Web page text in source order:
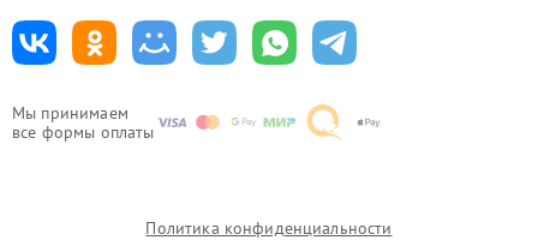
Мы принимаем
все формы оплаты
Политика конфиденциальности